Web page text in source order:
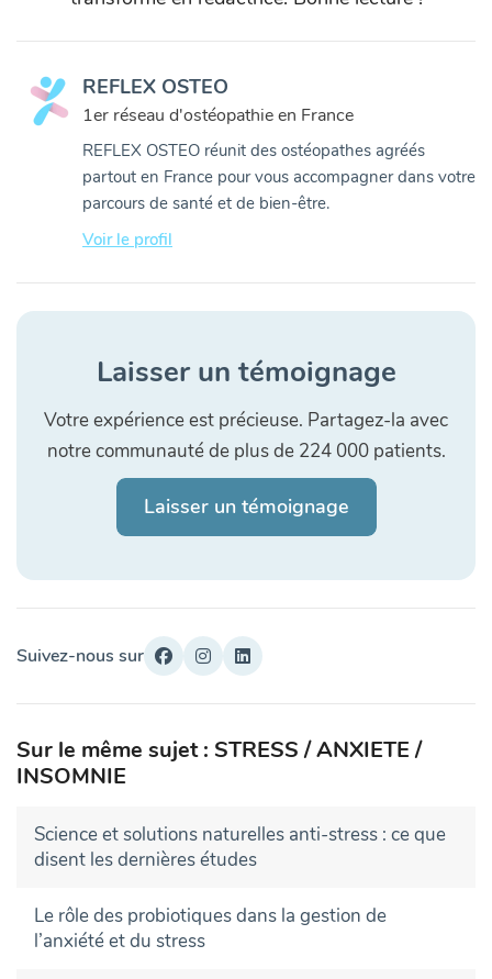
REFLEX OSTEO
1er réseau d'ostéopathie en France
REFLEX OSTEO réunit des ostéopathes agréés
partout en France pour vous accompagner dans votre
parcours de santé et de bien-être.
Voir le profil
Laisser un témoignage
Votre expérience est précieuse. Partagez-la avec
notre communauté de plus de 224 000 patients.
Laisser un témoignage
Suivez-nous sur
Sur le même sujet : STRESS / ANXIETE /
INSOMNIE
Science et solutions naturelles anti-stress : ce que
disent les dernières études
Le rôle des probiotiques dans la gestion de
l’anxiété et du stress